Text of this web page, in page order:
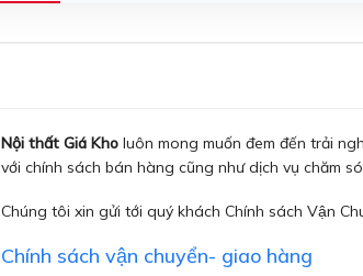
Nội thất Giá Kho luôn mong muốn đem đến trải
với chính sách bán hàng cũng như dịch vụ chăm
Chúng tôi xin gửi tới quý khách Chính sách Vận
Chính sách vận chuyển- giao hàng